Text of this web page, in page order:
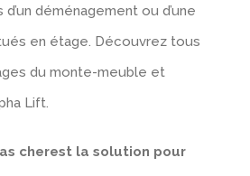
déménagement ou d’une
en étage. Découvrez tous
du monte-meuble et
Lift.
cherest la solution pour